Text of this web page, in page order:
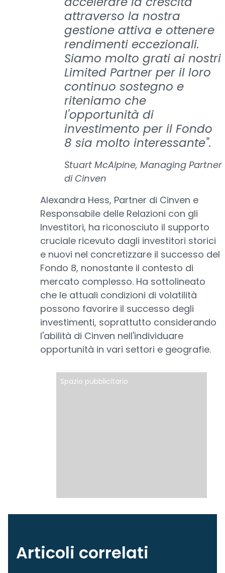
attraverso la nostra
gestione attiva e ottenere
rendimenti eccezionali.
Siamo molto grati ai nostri
Limited Partner per il loro
continuo sostegno e
riteniamo che
l'opportunità di
investimento per il Fondo
8 sia molto interessante".
Stuart McAlpine, Managing Partner
di Cinven
Alexandra Hess, Partner di Cinven e
Responsabile delle Relazioni con gli
Investitori, ha riconosciuto il supporto
cruciale ricevuto dagli investitori storici
e nuovi nel concretizzare il successo del
Fondo 8, nonostante il contesto di
mercato complesso. Ha sottolineato
che le attuali condizioni di volatilità
possono favorire il successo degli
investimenti, soprattutto considerando
l'abilità di Cinven nell'individuare
opportunità in vari settori e geografie.
Spazio pubblicitario
Articoli correlati